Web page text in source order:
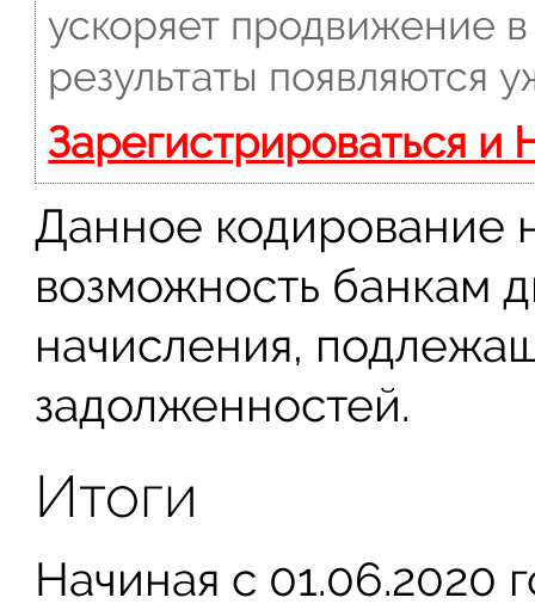
ускоряет продвижение
результаты появляются
Зарегистрироваться и
Данное кодирование
возможность банкам
начисления,
задолженностей.
Итоги
Начиная с 01.06.2020